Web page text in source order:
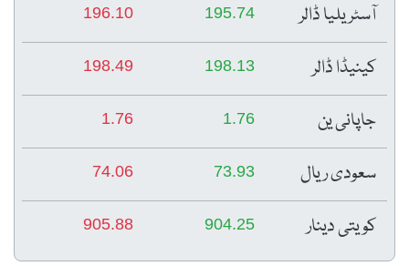
آسٹریلیا ڈالر 195.74
196.10
کینیڈا ڈالر 198.13
198.49
جاپانی ین 1.76
1.76
سعودی ریال 73.93
74.06
کویتی دینار 904.25
905.88